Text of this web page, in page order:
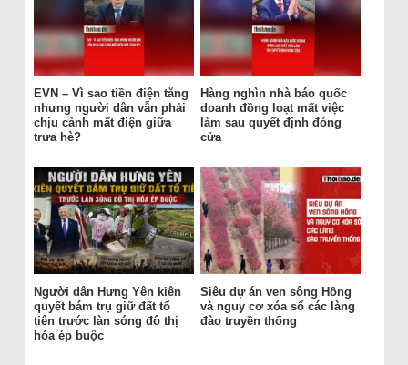
EVN – Vì sao tiền điện tăng
nhưng người dân vẫn phải
chịu cảnh mất điện giữa
trưa hè?
Hàng nghìn nhà báo quốc
doanh đồng loạt mất việc
làm sau quyết định đóng
cửa
Người dân Hưng Yên kiên
quyết bám trụ giữ đất tổ
tiên trước làn sóng đô thị
hóa ép buộc
Siêu dự án ven sông Hồng
và nguy cơ xóa sổ các làng
đào truyền thống